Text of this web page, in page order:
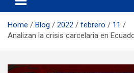
Home Blog 2022 febrero
11
Analizan la crisis carcelaria en